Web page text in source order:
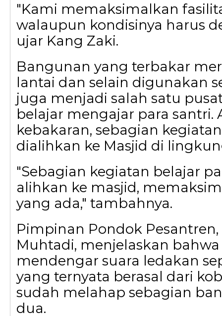
"Kami memaksimalkan
walaupun kondisinya harus
ujar Kang Zaki.
Bangunan yang terbakar
lantai dan selain digunakan
juga menjadi salah satu
belajar mengajar para santri.
kebakaran, sebagian
dialihkan ke Masjid di
"Sebagian kegiatan belajar
alihkan ke masjid,
yang ada," tambahnya.
Pimpinan Pondok Pesantren,
Muhtadi, menjelaskan
mendengar suara ledakan
yang ternyata berasal dari
sudah melahap sebagian
dua.